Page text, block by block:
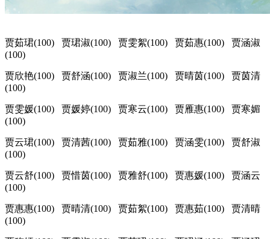
贾茹珺(100) 贾珺淑(100) 贾雯絮(100) 贾茹惠(100) 贾涵淑
(100)
贾欣艳(100) 贾舒涵(100) 贾淑兰(100) 贾晴茵(100) 贾茵清
(100)
贾雯媛(100) 贾媛婷(100) 贾寒云(100) 贾雁惠(100) 贾寒媚
(100)
贾云珺(100) 贾清茜(100) 贾茹雅(100) 贾涵雯(100) 贾舒淑
(100)
贾云舒(100) 贾惜茵(100) 贾雅舒(100) 贾惠媛(100) 贾涵云
(100)
贾惠惠(100) 贾晴清(100) 贾茹絮(100) 贾惠茹(100) 贾清晴
(100)